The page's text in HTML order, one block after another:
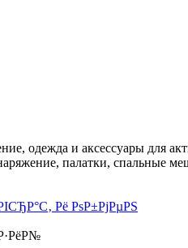
одежда и аксессуары для
палатки, спальные
Рё РѕР±РјРµРЅ